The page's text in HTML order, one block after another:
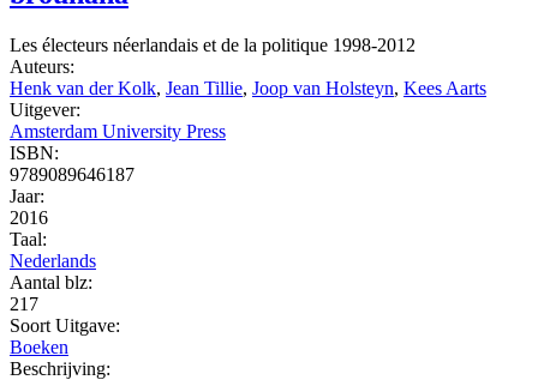
Les électeurs néerlandais et de la politique 1998-2012
Auteurs:
Henk van der Kolk, Jean Tillie, Joop van Holsteyn, Kees Aarts
Uitgever:
Amsterdam University Press
ISBN:
9789089646187
Jaar:
2016
Taal:
Nederlands
Aantal blz:
217
Soort Uitgave:
Boeken
Beschrijving: